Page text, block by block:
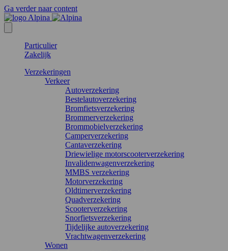
Ga verder naar content
Particulier
Zakelijk
Verzekeringen
Verkeer
Autoverzekering
Bestelautoverzekering
Bromfietsverzekering
Brommerverzekering
Brommobielverzekering
Camperverzekering
Cantaverzekering
Driewielige motorscooterverzekering
Invalidenwagenverzekering
MMBS verzekering
Motorverzekering
Oldtimerverzekering
Quadverzekering
Scooterverzekering
Snorfietsverzekering
Tijdelijke autoverzekering
Vrachtwagenverzekering
Wonen